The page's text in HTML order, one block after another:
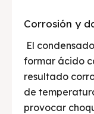
Corrosión y
El
formar ácido
resultado
de
provocar